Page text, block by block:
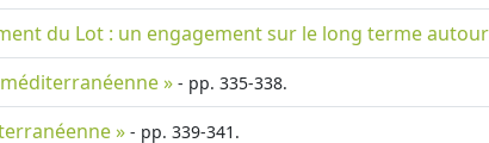
du Lot : un engagement sur le long terme
» - pp. 335-338.
» - pp. 339-341.